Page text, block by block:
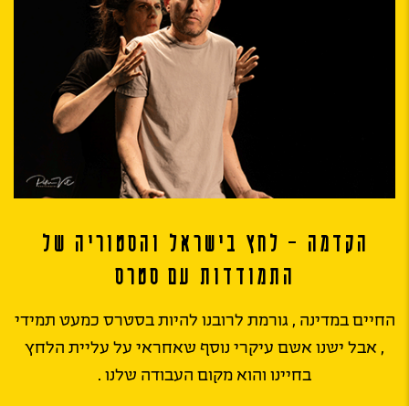
הקדמה – לחץ בישראל והסטוריה של
התמודדות עם סטרס
החיים במדינה , גורמת לרובנו להיות בסטרס כמעט תמידי
, אבל ישנו אשם עיקרי נוסף שאחראי על עליית הלחץ
בחיינו והוא מקום העבודה שלנו .